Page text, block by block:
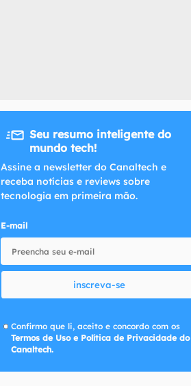
Seu resumo inteligente do
mundo tech!
Assine a newsletter do Canaltech e
receba notícias e reviews sobre
tecnologia em primeira mão.
E-mail
inscreva-se
Confirmo que li, aceito e concordo com os
Termos de Uso e Política de Privacidade do
Canaltech.